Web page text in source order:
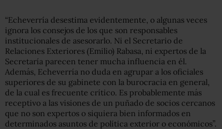
“Echeverría desestima evidentemente, o algunas veces
ignora los consejos de los que son responsables
institucionales de asesorarlo. Ni el Secretario de
Relaciones Exteriores (Emilio) Rabasa, ni expertos de la
Secretaría parecen tener mucha influencia en él.
Además, Echeverría no duda en agrupar a los oficiales
superiores de su gabinete con la burocracia en general,
de la cual es frecuente crítico. Es probablemente más
receptivo a las visiones de un puñado de socios cercanos
que no son expertos o siquiera bien informados en
determinados asuntos de política exterior o económicos”.